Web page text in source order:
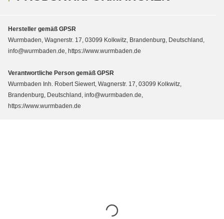
Hersteller gemäß GPSR
Wurmbaden, Wagnerstr. 17, 03099 Kolkwitz, Brandenburg, Deutschland,
info@wurmbaden.de, https://www.wurmbaden.de
Verantwortliche Person gemäß GPSR
Wurmbaden Inh. Robert Siewert, Wagnerstr. 17, 03099 Kolkwitz,
Brandenburg, Deutschland, info@wurmbaden.de,
https://www.wurmbaden.de